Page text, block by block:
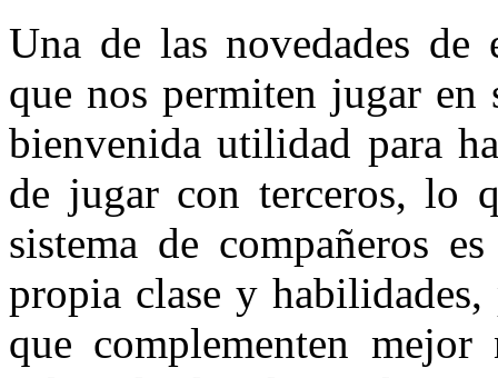
Una de las novedades de
que nos permiten jugar
bienvenida utilidad para
de jugar con terceros, lo
sistema de compañeros
propia clase y habilidades,
que complementen